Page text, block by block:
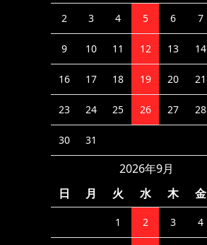
2 3 4 5 6 7
9 10 11 12 13 14
16 17 18 19 20 21
23 24 25 26 27 28
30 31
2026年9月
日
月 火 水 木 金
1 2 3 4